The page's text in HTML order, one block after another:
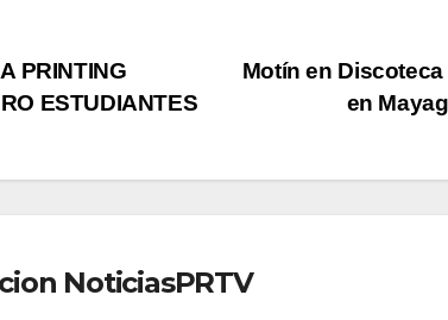
Motín en
en
PRINTING
ESTUDIANTES
NoticiasPRTV